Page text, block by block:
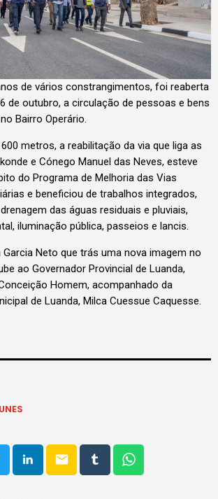
de vários constrangimentos, foi reaberta
de outubro, a circulação de pessoas e bens
Bairro Operário.
metros, a reabilitação da via que liga as
e Cónego Manuel das Neves, esteve
do Programa de Melhoria das Vias
e beneficiou de trabalhos integrados,
das águas residuais e pluviais,
iluminação pública, passeios e lancis.
Neto que trás uma nova imagem no
ao Governador Provincial de Luanda,
Homem, acompanhado da
de Luanda, Milca Cuessue Caquesse.
email